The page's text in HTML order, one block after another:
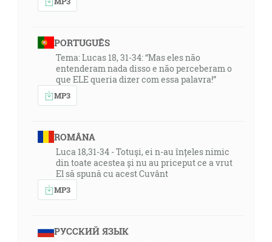
PORTUGUÊS
Tema: Lucas 18, 31-34: “Mas eles não
entenderam nada disso e não perceberam o
que ELE queria dizer com essa palavra!”
MP3
ROMÂNA
Luca 18,31-34 - Totuşi, ei n-au înțeles nimic
din toate acestea și nu au priceput ce a vrut
El să spună cu acest Cuvânt
MP3
РУССКИЙ ЯЗЫК